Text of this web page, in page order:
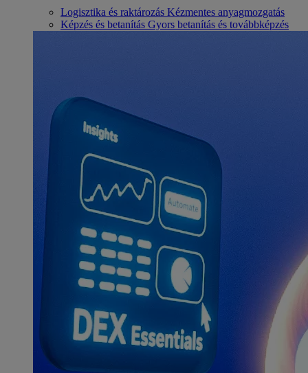
Logisztika és raktározás Kézmentes anyagmozgatás
Képzés és betanítás Gyors betanítás és továbbképzés